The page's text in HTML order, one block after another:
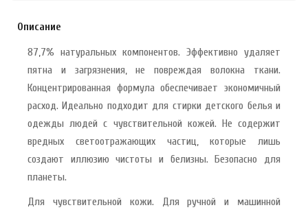
Описание
87,7% натуральных компонентов. Эффективно удаляет
пятна и загрязнения, не повреждая волокна ткани.
Концентрированная формула обеспечивает экономичный
расход. Идеально подходит для стирки детского белья и
одежды людей с чувствительной кожей. Не содержит
вредных светоотражающих частиц, которые лишь
создают иллюзию чистоты и белизны. Безопасно для
планеты.
Для чувствительной кожи. Для ручной и машинной